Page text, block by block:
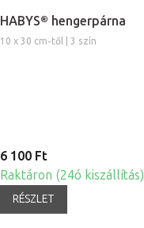
HABYS® hengerpárna
10 x 30 cm-től | 3 szín
6 100 Ft
Raktáron (24ó kiszállítás)
RÉSZLET